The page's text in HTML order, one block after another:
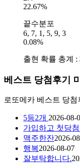
22.67%
끝수분포
6, 7, 1, 5, 9, 3
0.08%
출현 확률 총계 :
베스트 당첨후기
로또메카 베스트 당첨
5등2개 2026-08-
가입하고 첫당
맥주한잔2026-
행복2026-08-07
잘부탁합니다.